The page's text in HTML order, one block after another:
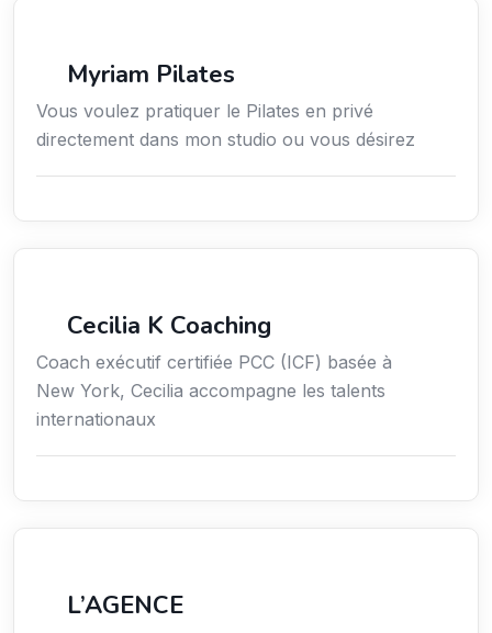
Myriam Pilates
Vous voulez pratiquer le Pilates en privé
directement dans mon studio ou vous désirez
Cecilia K Coaching
Coach exécutif certifiée PCC (ICF) basée à
New York, Cecilia accompagne les talents
internationaux
L’AGENCE